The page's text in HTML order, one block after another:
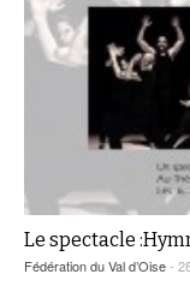
Le spectacle
Fédération du Val d’Oise-